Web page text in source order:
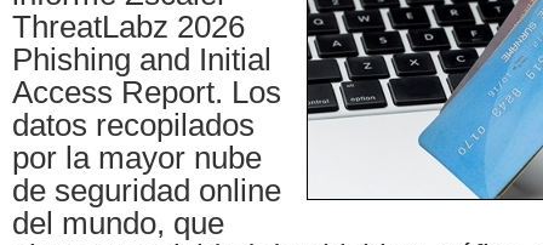
ThreatLabz 2026
Phishing and Initial
Access Report. Los
datos recopilados
por la mayor nube
de seguridad online
del mundo, que